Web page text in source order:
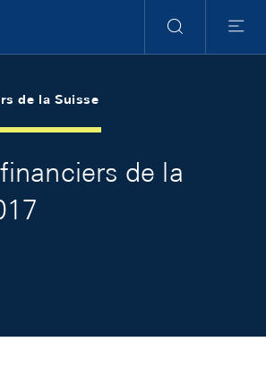
RechercheMenu
de la Suisse
de la